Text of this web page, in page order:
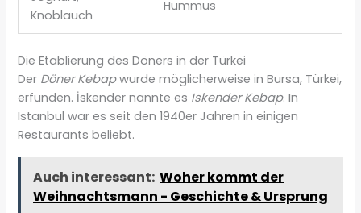
Knoblauch
Hummus
Die Etablierung des Döners in der Türkei
Der Döner Kebapwurde möglicherweise in Bursa, Türkei,
erfunden. İskender nannte es Iskender Kebap. In
Istanbul war es seit den 1940er Jahren in einigen
Restaurants beliebt.
Auch interessant: Woher kommt der
Weihnachtsmann - Geschichte & Ursprung